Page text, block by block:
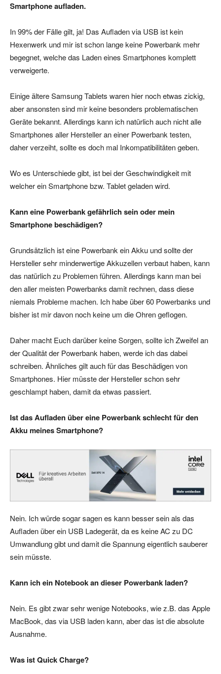
Smartphone aufladen.
In 99% der Fälle gilt, ja! Das Aufladen via USB ist kein
Hexenwerk und mir ist schon lange keine Powerbank mehr
begegnet, welche das Laden eines Smartphones komplett
verweigerte.
Einige ältere Samsung Tablets waren hier noch etwas zickig,
aber ansonsten sind mir keine besonders problematischen
Geräte bekannt. Allerdings kann ich natürlich auch nicht alle
Smartphones aller Hersteller an einer Powerbank testen,
daher verzeiht, sollte es doch mal Inkompatibilitäten geben.
Wo es Unterschiede gibt, ist bei der Geschwindigkeit mit
welcher ein Smartphone bzw. Tablet geladen wird.
Kann eine Powerbank gefährlich sein oder mein
Smartphone beschädigen?
Grundsätzlich ist eine Powerbank ein Akku und sollte der
Hersteller sehr minderwertige Akkuzellen verbaut haben, kann
das natürlich zu Problemen führen. Allerdings kann man bei
den aller meisten Powerbanks damit rechnen, dass diese
niemals Probleme machen. Ich habe über 60 Powerbanks und
bisher ist mir davon noch keine um die Ohren geflogen.
Daher macht Euch darüber keine Sorgen, sollte ich Zweifel an
der Qualität der Powerbank haben, werde ich das dabei
schreiben. Ähnliches gilt auch für das Beschädigen von
Smartphones. Hier müsste der Hersteller schon sehr
geschlampt haben, damit da etwas passiert.
Ist das Aufladen über eine Powerbank schlecht für den
Akku meines Smartphone?
Nein. Ich würde sogar sagen es kann besser sein als das
Aufladen über ein USB Ladegerät, da es keine AC zu DC
Umwandlung gibt und damit die Spannung eigentlich sauberer
sein müsste.
Kann ich ein Notebook an dieser Powerbank laden?
Nein. Es gibt zwar sehr wenige Notebooks, wie z.B. das Apple
MacBook, das via USB laden kann, aber das ist die absolute
Ausnahme.
Was ist Quick Charge?